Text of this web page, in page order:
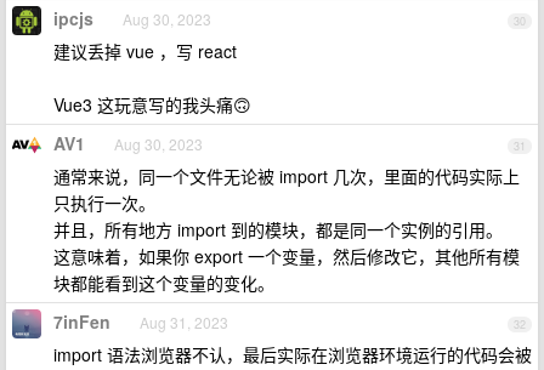
30
ipcjs Aug 30, 2023
建议丢掉 vue ，写 react
Vue3 这玩意写的我头痛🙃
31
AV1 Aug 30, 2023
通常来说，同一个文件无论被 import 几次，里面的代码实际上
只执行一次。
并且，所有地方 import 到的模块，都是同一个实例的引用。
这意味着，如果你 export 一个变量，然后修改它，其他所有模
块都能看到这个变量的变化。
32
7inFen Aug 31, 2023
import 语法浏览器不认，最后实际在浏览器环境运行的代码会被